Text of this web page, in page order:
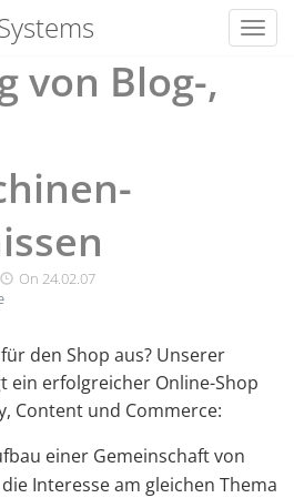
von Blog-,
On 24.02.07
den Shop aus? Unserer
ein erfolgreicher Online-Shop
Content und Commerce:
einer Gemeinschaft von
Interesse am gleichen Thema